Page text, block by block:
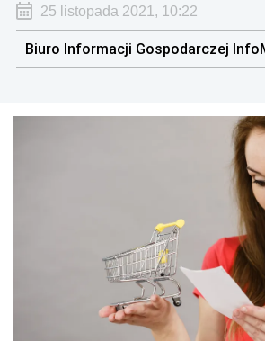
25 listopada 2021, 10:22
Biuro Informacji Gospodarczej